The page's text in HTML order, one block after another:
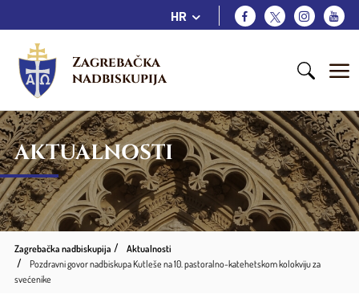
HR
Zagrebačka
nadbiskupija
AKTUALNOSTI
Zagrebačka nadbiskupija
Aktualnosti
Pozdravni govor nadbiskupa Kutleše na 10. pastoralno-katehetskom kolokviju za
svećenike